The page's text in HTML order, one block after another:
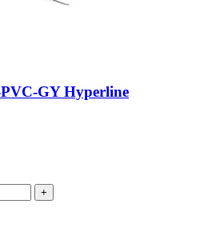
GY Hyperline